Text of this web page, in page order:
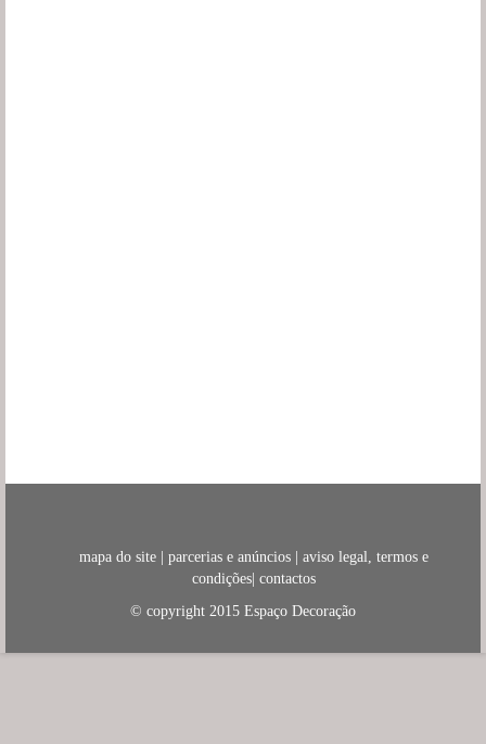
mapa do site | parcerias e anúncios | aviso legal, termos e
condições| contactos
© copyright 2015 Espaço Decoração